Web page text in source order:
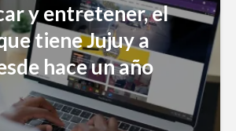
y entretener, el
tiene Jujuy a
hace un año